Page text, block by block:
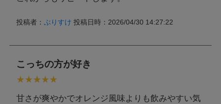
投稿者：ぶりすけ 投稿日時：2026/04/30 14:27:22
こっちの方が好き
甘さが爽やかでオレンジ風味よりも飲みやすい気